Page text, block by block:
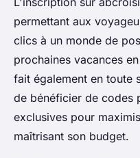
permettant aux
clics à un monde de
prochaines vacances
fait également en toute
de bénéficier de codes
exclusives pour
maîtrisant son budget.